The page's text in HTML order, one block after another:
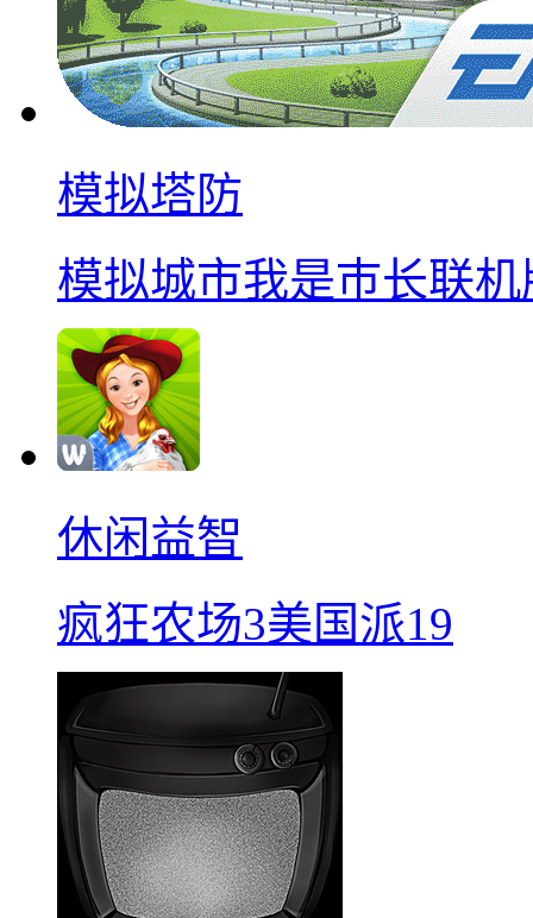
模拟塔防
模拟城市我是巿长联机
休闲益智
疯狂农场3美国派19